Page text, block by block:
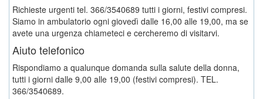
Richieste urgenti tel. 366/3540689 tutti i giorni, festivi compresi.
Siamo in ambulatorio ogni giovedì dalle 16,00 alle 19,00, ma se
avete una urgenza chiameteci e cercheremo di visitarvi.
Aiuto telefonico
Rispondiamo a qualunque domanda sulla salute della donna,
tutti i giorni dalle 9,00 alle 19,00 (festivi compresi). TEL.
366/3540689.